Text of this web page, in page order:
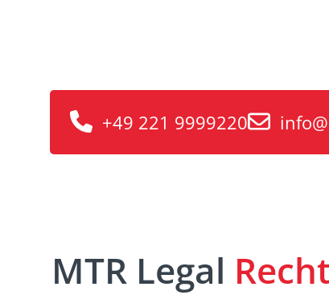
+49 221 9999220
MTR Legal